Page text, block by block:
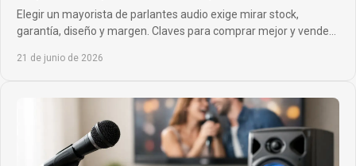
Elegir un mayorista de parlantes audio exige mirar stock,
garantía, diseño y margen. Claves para comprar mejor y vender
21 de junio de 2026